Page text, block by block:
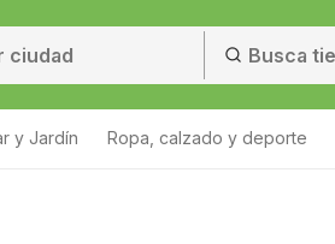
y Jardín Ropa, calzado y deporte